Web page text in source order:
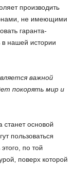
производить
не имеющими
гаранта-
в нашей истории
важной
покорять мир и
станет основой
пользоваться
по той
поверх которой